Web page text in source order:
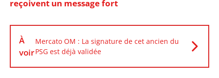
reçoivent un message fort
À
voir
Mercato OM : La signature de cet ancien du
PSG est déjà validée